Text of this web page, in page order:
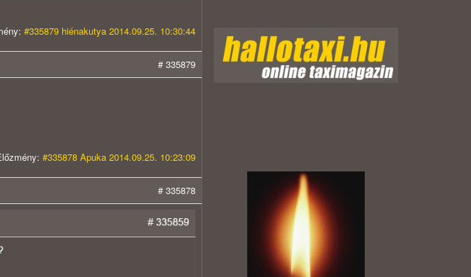
#335879 hiénakutya 2014.09.25. 10:30:44
# 335879
#335878 Apuka 2014.09.25. 10:23:09
# 335878